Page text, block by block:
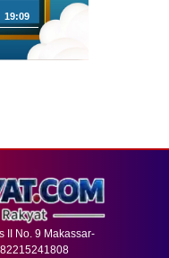
19:09
II No. 9 Makassar-